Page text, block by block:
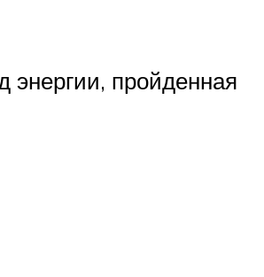
энергии, пройденная